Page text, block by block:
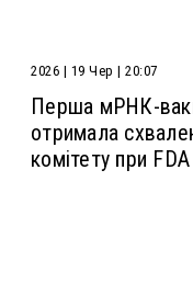
2026 | 19 Чер | 20:07
Перша мРНК-
отримала
комітету при FDA